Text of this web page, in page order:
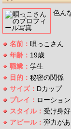
色ん
名前： 唄っこさん
年齢： 19歳
職業： 学生
目的： 秘密の関係
サイズ： Dカップ
プレイ： ローショ
スタイル： 受け身好
アピール： 弾力が